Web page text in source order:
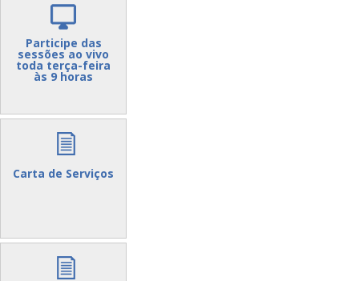
Participe das
sessões ao vivo
toda terça-feira
às 9 horas
Carta de Serviços